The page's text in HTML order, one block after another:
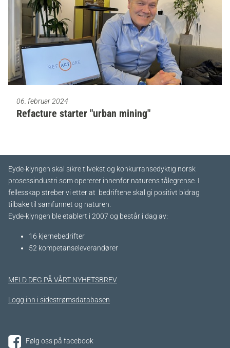
06. februar 2024
Refacture starter "urban mining"
Eyde-klyngen skal sikre tilvekst og konkurransedyktig norsk
prosessindustri som opererer innenfor naturens tålegrense. I
fellesskap streber vi etter at bedriftene skal gi positivt bidrag
tilbake til samfunnet og naturen.
Eyde-klyngen ble etablert i 2007 og består i dag av:
16 kjernebedrifter​
52 kompetanseleverandører
MELD DEG PÅ VÅRT NYHETSBREV
Logg inn i sidestrømsdatabasen
Følg oss på facebook